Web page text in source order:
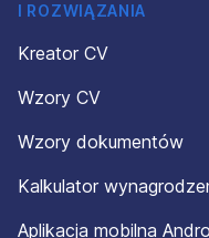
I ROZWIĄZANIA
Kreator CV
Wzory CV
Wzory dokumentów
Kalkulator
Aplikacja mobilna